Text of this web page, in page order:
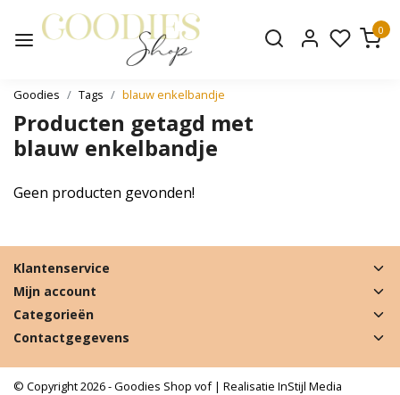
0
Goodies Tags blauw enkelbandje
Producten getagd met
blauw enkelbandje
Geen producten gevonden!
Klantenservice
Mijn account
Categorieën
Contactgegevens
© Copyright 2026 - Goodies Shop vof | Realisatie InStijl Media